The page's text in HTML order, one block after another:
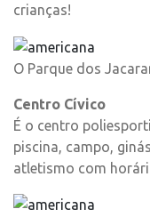
crianças!
O Parque dos
Centro Cívico
É o centro
piscina, campo,
atletismo com